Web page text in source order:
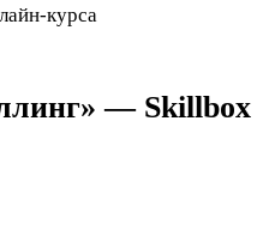
курса
— Skillbox